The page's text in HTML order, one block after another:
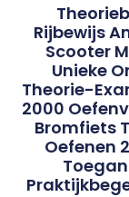
Rijbewijs
Scooter
Unieke
Theorie-
2000
Bromfiets
Oefenen